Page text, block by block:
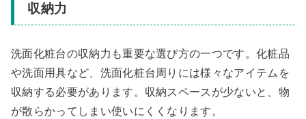
収納力
洗面化粧台の収納力も重要な選び方の一つです。化粧品
や洗面用具など、洗面化粧台周りには様々なアイテムを
収納する必要があります。収納スペースが少ないと、物
が散らかってしまい使いにくくなります。